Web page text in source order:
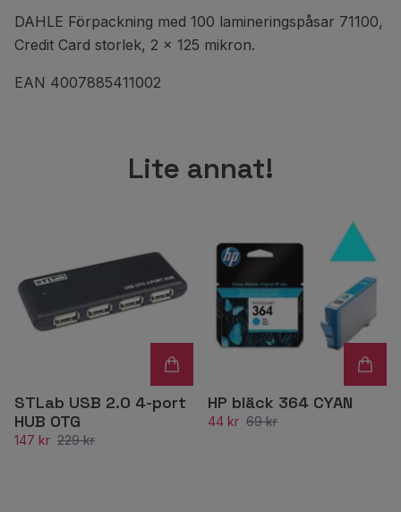
DAHLE Förpackning med 100 lamineringspåsar 71100,
Credit Card storlek, 2 x 125 mikron.
EAN 4007885411002
Lite annat!
STLab USB 2.0 4-port
HUB OTG
147 kr 229 kr
HP bläck 364 CYAN
44 kr 69 kr